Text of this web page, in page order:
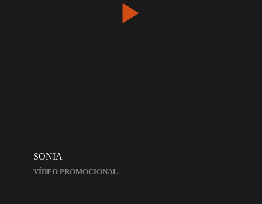
SONIA
VÍDEO PROMOCIONAL